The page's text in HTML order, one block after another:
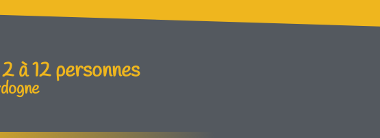
à 12 personnes